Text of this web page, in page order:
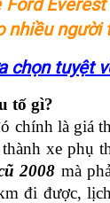
nhiều
chọn tuyệt
tố gì?
chính là giá
xe phụ
2008 mà
đi được,